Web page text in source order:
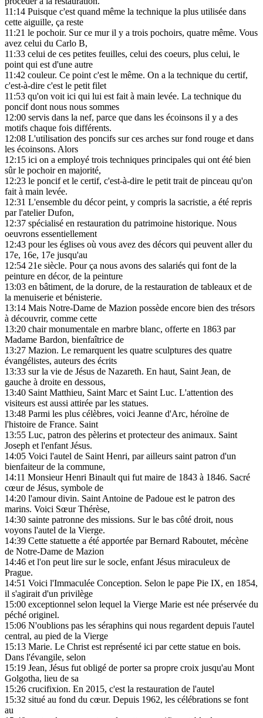
11:14 Puisque c'est quand même la technique la plus utilisée dans
cette aiguille, ça reste
11:21 le pochoir. Sur ce mur il y a trois pochoirs, quatre même. Vous
avez celui du Carlo B,
11:33 celui de ces petites feuilles, celui des coeurs, plus celui, le
point qui est d'une autre
11:42 couleur. Ce point c'est le même. On a la technique du certif,
c'est-à-dire c'est le petit filet
11:53 qu'on voit ici qui lui est fait à main levée. La technique du
poncif dont nous nous sommes
12:00 servis dans la nef, parce que dans les écoinsons il y a des
motifs chaque fois différents.
12:08 L'utilisation des poncifs sur ces arches sur fond rouge et dans
les écoinsons. Alors
12:15 ici on a employé trois techniques principales qui ont été bien
sûr le pochoir en majorité,
12:23 le poncif et le certif, c'est-à-dire le petit trait de pinceau qu'on
fait à main levée.
12:31 L'ensemble du décor peint, y compris la sacristie, a été repris
par l'atelier Dufon,
12:37 spécialisé en restauration du patrimoine historique. Nous
oeuvrons essentiellement
12:43 pour les églises où vous avez des décors qui peuvent aller du
17e, 16e, 17e jusqu'au
12:54 21e siècle. Pour ça nous avons des salariés qui font de la
peinture en décor, de la peinture
13:03 en bâtiment, de la dorure, de la restauration de tableaux et de
la menuiserie et bénisterie.
13:14 Mais Notre-Dame de Mazion possède encore bien des trésors
à découvrir, comme cette
13:20 chair monumentale en marbre blanc, offerte en 1863 par
Madame Bardon, bienfaîtrice de
13:27 Mazion. Le remarquent les quatre sculptures des quatre
évangélistes, auteurs des écrits
13:33 sur la vie de Jésus de Nazareth. En haut, Saint Jean, de
gauche à droite en dessous,
13:40 Saint Matthieu, Saint Marc et Saint Luc. L'attention des
visiteurs est aussi attirée par les statues.
13:48 Parmi les plus célèbres, voici Jeanne d'Arc, héroïne de
l'histoire de France. Saint
13:55 Luc, patron des pèlerins et protecteur des animaux. Saint
Joseph et l'enfant Jésus.
14:05 Voici l'autel de Saint Henri, par ailleurs saint patron d'un
bienfaiteur de la commune,
14:11 Monsieur Henri Binault qui fut maire de 1843 à 1846. Sacré
cœur de Jésus, symbole de
14:20 l'amour divin. Saint Antoine de Padoue est le patron des
marins. Voici Sœur Thérèse,
14:30 sainte patronne des missions. Sur le bas côté droit, nous
voyons l'autel de la Vierge.
14:39 Cette statuette a été apportée par Bernard Raboutet, mécène
de Notre-Dame de Mazion
14:46 et l'on peut lire sur le socle, enfant Jésus miraculeux de
Prague.
14:51 Voici l'Immaculée Conception. Selon le pape Pie IX, en 1854,
il s'agirait d'un privilège
15:00 exceptionnel selon lequel la Vierge Marie est née préservée du
péché originel.
15:06 N'oublions pas les séraphins qui nous regardent depuis l'autel
central, au pied de la Vierge
15:13 Marie. Le Christ est représenté ici par cette statue en bois.
Dans l'évangile, selon
15:19 Jean, Jésus fut obligé de porter sa propre croix jusqu'au Mont
Golgotha, lieu de sa
15:26 crucifixion. En 2015, c'est la restauration de l'autel
15:32 situé au fond du cœur. Depuis 1962, les célébrations se font
au